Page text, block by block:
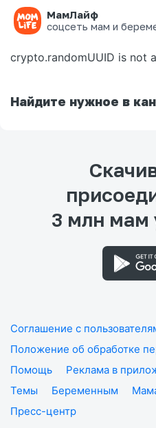
МамЛайф
соцсеть мам и
Ошибка на
crypto.randomUUID is not
Найдите нужное в
3 млн мам
Соглашение с
Положение об обработке
Помощь
Реклама в
Темы
Беременным
Пресс-центр